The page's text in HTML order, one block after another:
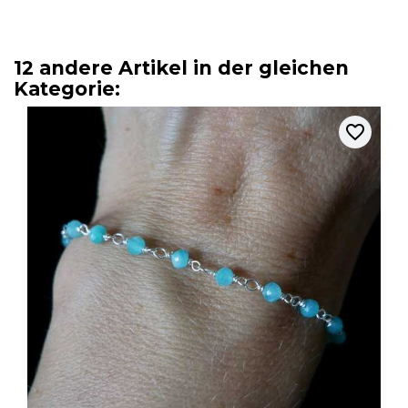
12 andere Artikel in der gleichen
Kategorie:
favorite_border